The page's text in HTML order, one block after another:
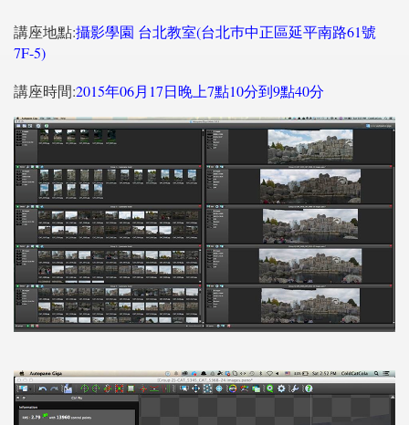
講座地點:攝影學園 台北教室(台北巿中正區延平南路61號
7F-5)
講座時間:2015年06月17日晚上7點10分到9點40分